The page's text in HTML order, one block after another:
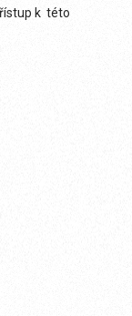
k této